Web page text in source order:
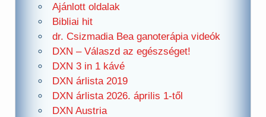
Ajánlott oldalak
Bibliai hit
dr. Csizmadia Bea ganoterápia videók
DXN – Válaszd az egészséget!
DXN 3 in 1 kávé
DXN árlista 2019
DXN árlista 2026. április 1-től
DXN Austria